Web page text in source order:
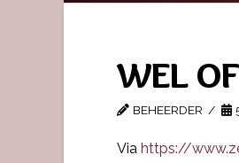
WEL
BEHEERDER
Via https://